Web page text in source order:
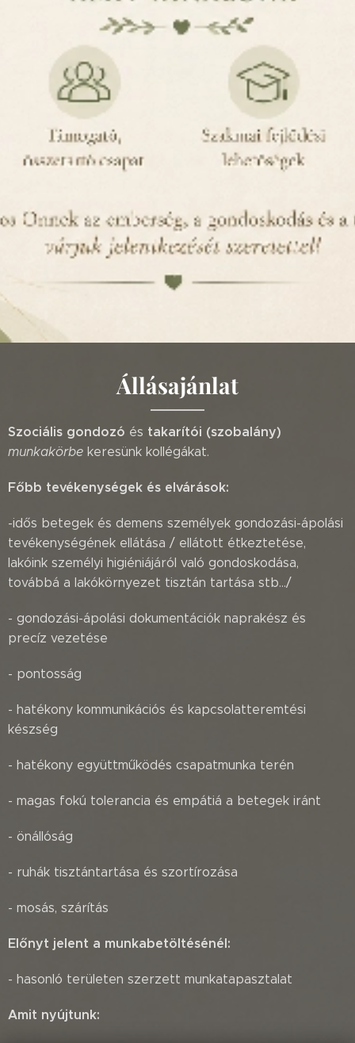
Állásajánlat
Szociális gondozó és takarítói (szobalány)
munkakörbe keresünk kollégákat.
Főbb tevékenységek és elvárások:
-idős betegek és demens személyek gondozási-ápolási
tevékenységének ellátása / ellátott étkeztetése,
lakóink személyi higiéniájáról való gondoskodása,
továbbá a lakókörnyezet tisztán tartása stb.../
- gondozási-ápolási dokumentációk naprakész és
precíz vezetése
- pontosság
- hatékony kommunikációs és kapcsolatteremtési
készség
- hatékony együttműködés csapatmunka terén
- magas fokú tolerancia és empátiá a betegek iránt
- önállóság
- ruhák tisztántartása és szortírozása
- mosás, szárítás
Előnyt jelent a munkabetöltésénél:
- hasonló területen szerzett munkatapasztalat
Amit nyújtunk: